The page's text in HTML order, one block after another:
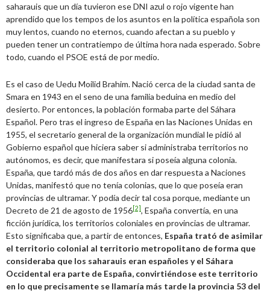
saharauis que un día tuvieron ese DNI azul o rojo vigente han
aprendido que los tempos de los asuntos en la política española son
muy lentos, cuando no eternos, cuando afectan a su pueblo y
pueden tener un contratiempo de última hora nada esperado. Sobre
todo, cuando el PSOE está de por medio.
Es el caso de Uedu Moilid Brahim. Nació cerca de la ciudad santa de
Smara en 1943 en el seno de una familia beduina en medio del
desierto. Por entonces, la población formaba parte del Sáhara
Español. Pero tras el ingreso de España en las Naciones Unidas en
1955, el secretario general de la organización mundial le pidió al
Gobierno español que hiciera saber si administraba territorios no
autónomos, es decir, que manifestara si poseía alguna colonia.
España, que tardó más de dos años en dar respuesta a Naciones
Unidas, manifestó que no tenía colonias, que lo que poseía eran
provincias de ultramar. Y podía decir tal cosa porque, mediante un
Decreto de 21 de agosto de 1956[2], España convertía, en una
ficción jurídica, los territorios coloniales en provincias de ultramar.
Esto significaba que, a partir de entonces, España trató de asimilar
el territorio colonial al territorio metropolitano de forma que
consideraba que los saharauis eran españoles y el Sáhara
Occidental era parte de España, convirtiéndose este territorio
en lo que precisamente se llamaría más tarde la provincia 53 del